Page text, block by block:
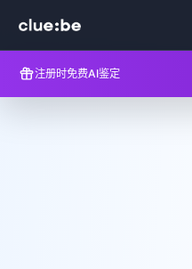
注册时免费AI鉴定